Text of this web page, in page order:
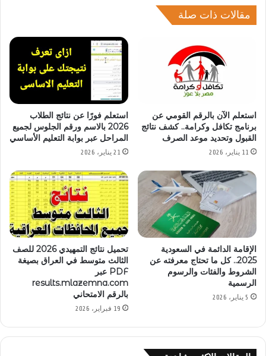
مقالات ذات صلة
استعلم الآن بالرقم القومي عن
برنامج تكافل وكرامة.. كشف نتائج
القبول وتحديد موعد الصرف
11 يناير، 2026
استعلم فورًا عن نتائج الطلاب
2026 بالاسم ورقم الجلوس لجميع
المراحل عبر بوابة التعليم الأساسي
21 يناير، 2026
الإقامة الدائمة في السعودية
2025.. كل ما تحتاج معرفته عن
الشروط والفئات والرسوم
الرسمية
5 يناير، 2026
تحميل نتائج التمهيدي 2026 للصف
الثالث متوسط في العراق بصيغة
PDF عبر
results.mlazemna.com
بالرقم الامتحاني
19 فبراير، 2026